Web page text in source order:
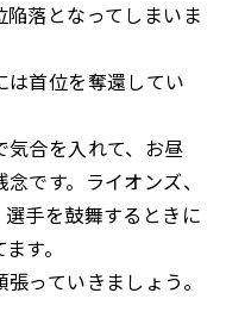
落となってしまいま
首位を奪還してい
合を入れて、お昼
です。ライオンズ、
手を鼓舞するときに
す。
っていきましょう。